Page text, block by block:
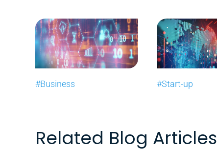
#Business #Start-up
Related Blog Articles